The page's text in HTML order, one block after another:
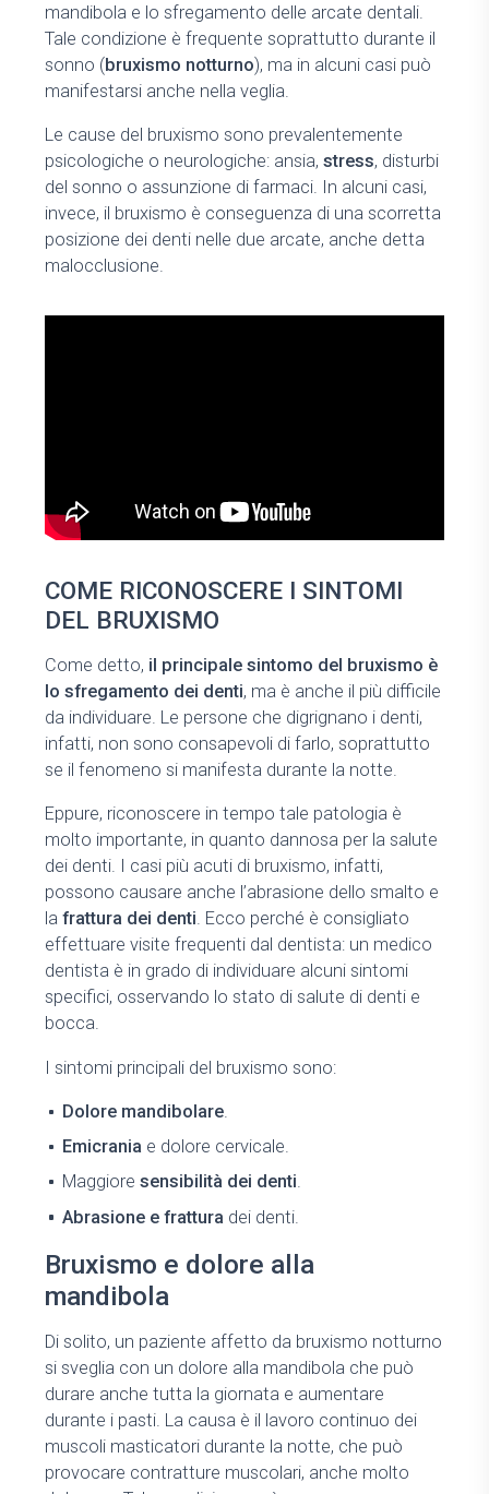
mandibola e lo sfregamento delle arcate dentali.
Tale condizione è frequente soprattutto durante il
sonno (bruxismo notturno), ma in alcuni casi può
manifestarsi anche nella veglia.
Le cause del bruxismo sono prevalentemente
psicologiche o neurologiche: ansia, stress, disturbi
del sonno o assunzione di farmaci. In alcuni casi,
invece, il bruxismo è conseguenza di una scorretta
posizione dei denti nelle due arcate, anche detta
malocclusione.
COME RICONOSCERE I SINTOMI
DEL BRUXISMO
Come detto, il principale sintomo del bruxismo è
lo sfregamento dei denti, ma è anche il più difficile
da individuare. Le persone che digrignano i denti,
infatti, non sono consapevoli di farlo, soprattutto
se il fenomeno si manifesta durante la notte.
Eppure, riconoscere in tempo tale patologia è
molto importante, in quanto dannosa per la salute
dei denti. I casi più acuti di bruxismo, infatti,
possono causare anche l’abrasione dello smalto e
la frattura dei denti. Ecco perché è consigliato
effettuare visite frequenti dal dentista: un medico
dentista è in grado di individuare alcuni sintomi
specifici, osservando lo stato di salute di denti e
bocca.
I sintomi principali del bruxismo sono:
Dolore mandibolare.
Emicrania e dolore cervicale.
Maggioresensibilità dei denti.
Abrasione e frattura dei denti.
Bruxismo e dolore alla
mandibola
Di solito, un paziente affetto da bruxismo notturno
si sveglia con un dolore alla mandibola che può
durare anche tutta la giornata e aumentare
durante i pasti. La causa è il lavoro continuo dei
muscoli masticatori durante la notte, che può
provocare contratture muscolari, anche molto